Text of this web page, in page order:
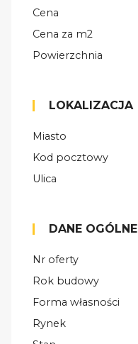
Cena
Cena za m2
Powierzchnia
LOKALIZACJA
Miasto
Kod pocztowy
Ulica
DANE OGÓLNE
Nr oferty
Rok budowy
Forma własności
Rynek